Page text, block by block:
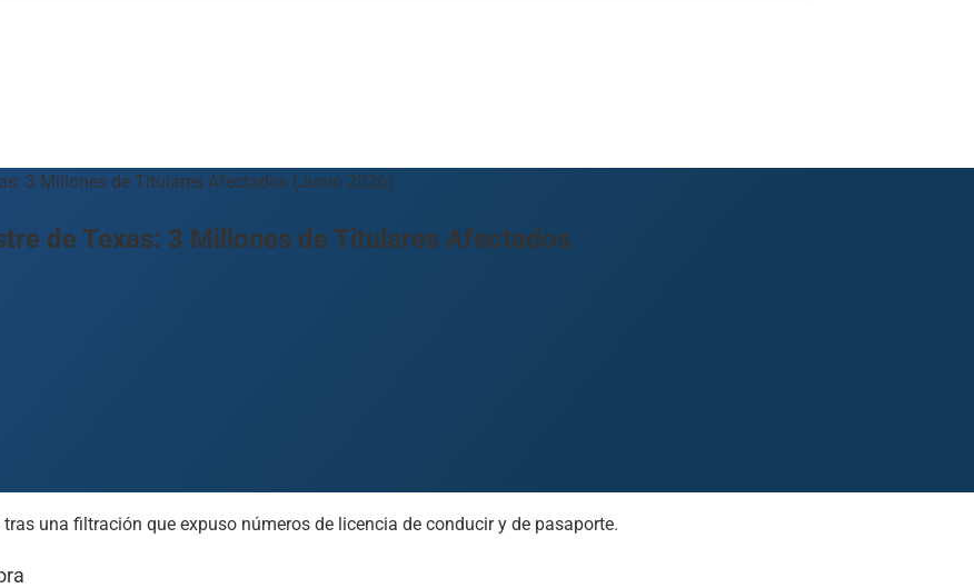
3 Millones de Titulares Afectados (Junio 2026)
de Texas: 3 Millones de Titulares Afectados
una filtración que expuso números de licencia de conducir y de pasaporte.